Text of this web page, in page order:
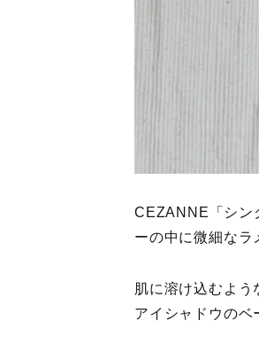
CEZANNE「シン
ーの中に微細なラ
肌に溶け込むよう
アイシャドウのベ